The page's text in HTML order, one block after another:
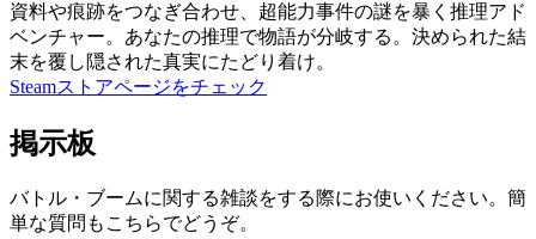
資料や痕跡をつなぎ合わせ、超能力事件の謎を暴く推理アド
ベンチャー。あなたの推理で物語が分岐する。決められた結
末を覆し隠された真実にたどり着け。
Steamストアページをチェック
掲示板
バトル・ブームに関する雑談をする際にお使いください。簡
単な質問もこちらでどうぞ。